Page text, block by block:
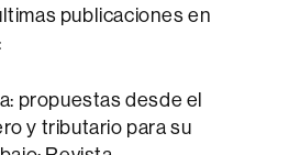
publicaciones en
propuestas desde el
y tributario para su